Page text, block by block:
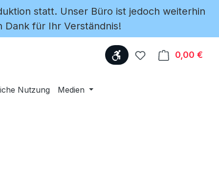
statt. Unser Büro ist jedoch weiterhin
Dank für Ihr Verständnis!
Werkzeugleiste anzeigen
Du hast 00,00 €
Nutzung Medien